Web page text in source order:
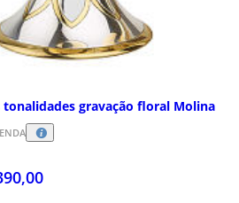
tonalidades gravação floral Molina